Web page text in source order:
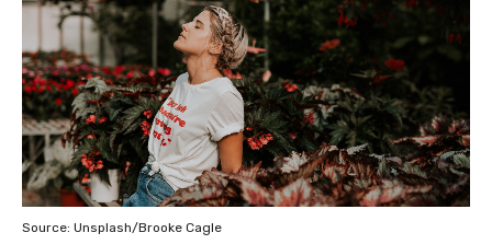
Source: Unsplash/Brooke Cagle